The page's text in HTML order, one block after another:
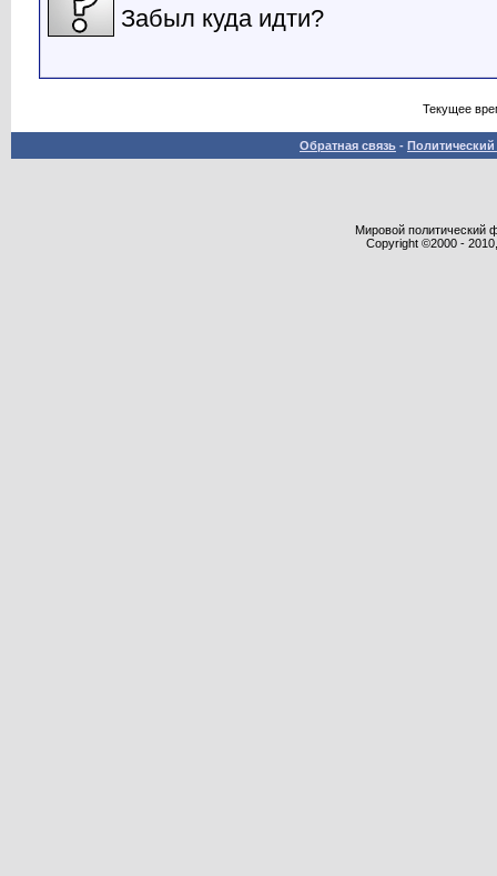
Забыл куда идти?
Текущее
Обратная связь -
Мировой политический
Copyright ©2000 -